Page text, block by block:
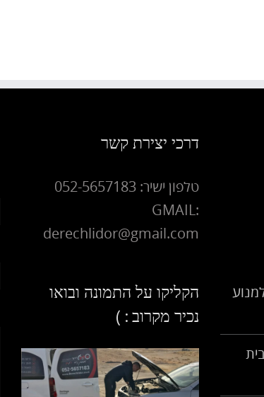
דרכי יצירת קשר
טלפון ישיר: 052-5657183
GMAIL:
derechlidor@gmail.com
הקליקו על התמונה ובואו
נכיר מקרוב : )